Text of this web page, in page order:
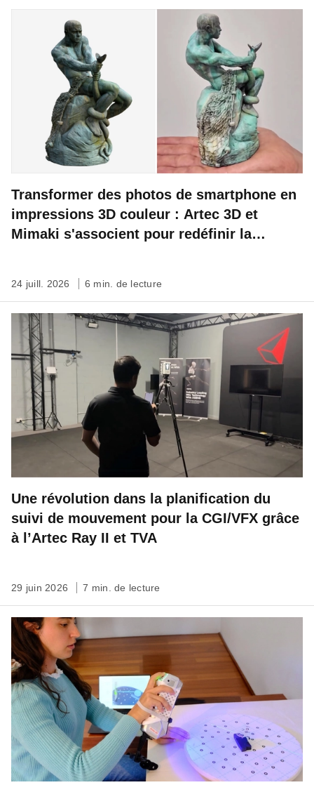
Transformer des photos de smartphone en
impressions 3D couleur : Artec 3D et
Mimaki s'associent pour redéfinir la
24 juill. 2026 6 min. de lecture
Une révolution dans la planification du
suivi de mouvement pour la CGI/VFX grâce
à l’Artec Ray II et TVA
29 juin 2026 7 min. de lecture